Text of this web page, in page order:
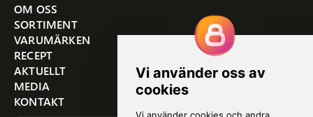
OM OSS
SORTIMENT
VARUMÄRKEN
RECEPT
AKTUELLT
MEDIA
KONTAKT